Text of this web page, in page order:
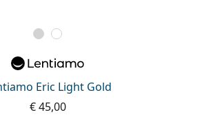
Eric Light Gold
€ 45,00